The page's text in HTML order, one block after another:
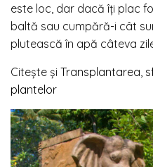
este loc, dar dacă îţi plac
baltă sau cumpără-i cât
plutească în apă câteva
Citește și Transplantarea,
plantelor